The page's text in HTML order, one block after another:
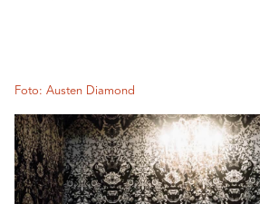
Foto: Austen Diamond